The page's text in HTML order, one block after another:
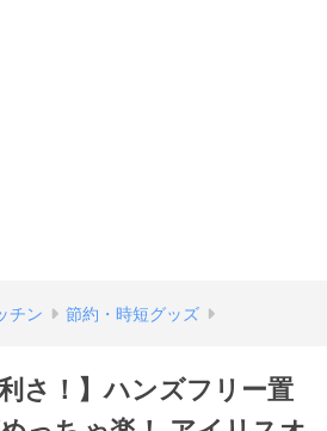
チン 節約・時短グッズ
さ！】ハンズフリー置